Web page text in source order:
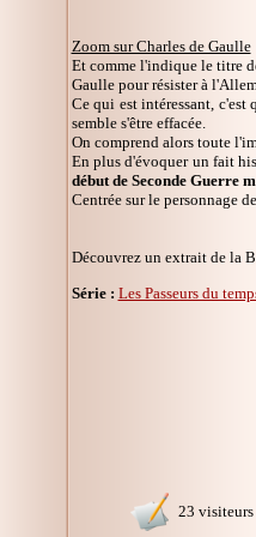
Zoom sur Charles de Gaulle
Et comme l'indique le titre
Gaulle pour résister à
Ce qui est intéressant,
semble s'être effacée.
On comprend alors toute
En plus d'évoquer un fait
début de Seconde Guerre
Centrée sur le personnage
Découvrez un extrait de la
Série : Les Passeurs du
23 visiteurs